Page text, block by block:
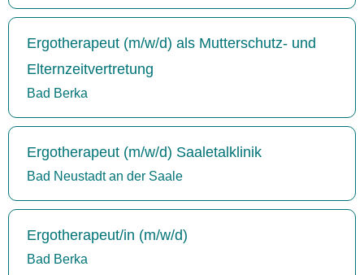
Ergotherapeut (m/w/d) als Mutterschutz- und
Elternzeitvertretung
Bad Berka
Ergotherapeut (m/w/d) Saaletalklinik
Bad Neustadt an der Saale
Ergotherapeut/in (m/w/d)
Bad Berka